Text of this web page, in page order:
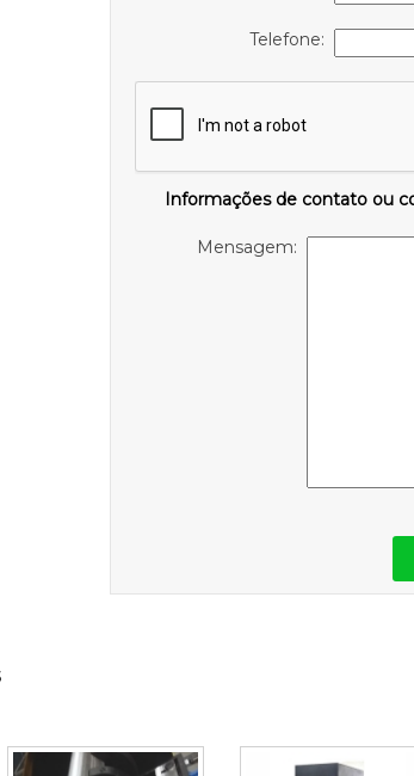
Telefone:
Informações de contato ou
Mensagem: